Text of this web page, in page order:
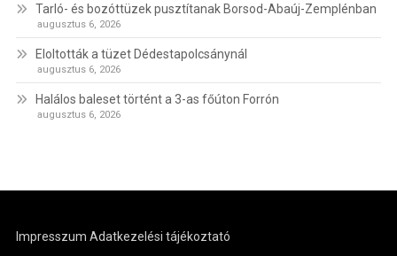
Tarló- és bozóttüzek pusztítanak Borsod-Abaúj-Zemplénban
augusztus 6, 2026
Eloltották a tüzet Dédestapolcsánynál
augusztus 6, 2026
Halálos baleset történt a 3-as főúton Forrón
augusztus 6, 2026
Impresszum Adatkezelési tájékoztató